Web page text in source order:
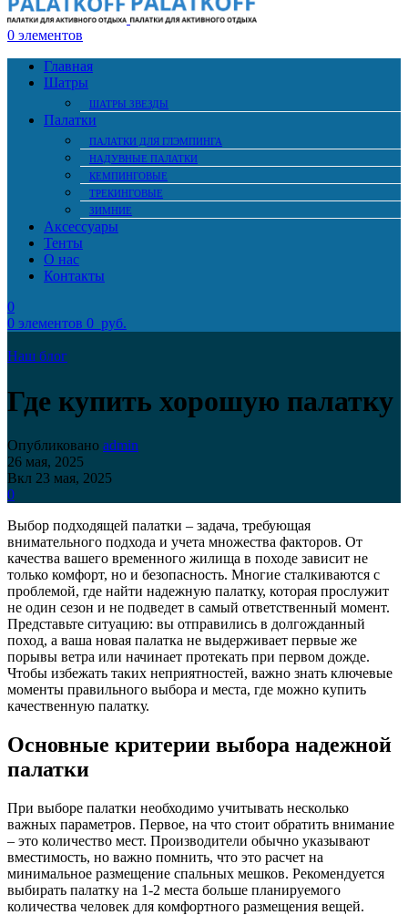
0 элементов
Главная
Шатры
ШАТРЫ ЗВЕЗДЫ
Палатки
ПАЛАТКИ ДЛЯ ГЛЭМПИНГА
НАДУВНЫЕ ПАЛАТКИ
КЕМПИНГОВЫЕ
ТРЕКИНГОВЫЕ
ЗИМНИЕ
Аксессуары
Тенты
О нас
Контакты
0
0 элементов 0 руб.
Наш блог
Где купить хорошую палатку
Опубликовано admin
26 мая, 2025
Вкл 23 мая, 2025
0
Выбор подходящей палатки – задача, требующая
внимательного подхода и учета множества факторов. От
качества вашего временного жилища в походе зависит не
только комфорт, но и безопасность. Многие сталкиваются с
проблемой, где найти надежную палатку, которая прослужит
не один сезон и не подведет в самый ответственный момент.
Представьте ситуацию: вы отправились в долгожданный
поход, а ваша новая палатка не выдерживает первые же
порывы ветра или начинает протекать при первом дожде.
Чтобы избежать таких неприятностей, важно знать ключевые
моменты правильного выбора и места, где можно купить
качественную палатку.
Основные критерии выбора надежной
палатки
При выборе палатки необходимо учитывать несколько
важных параметров. Первое, на что стоит обратить внимание
– это количество мест. Производители обычно указывают
вместимость, но важно помнить, что это расчет на
минимальное размещение спальных мешков. Рекомендуется
выбирать палатку на 1-2 места больше планируемого
количества человек для комфортного размещения вещей.